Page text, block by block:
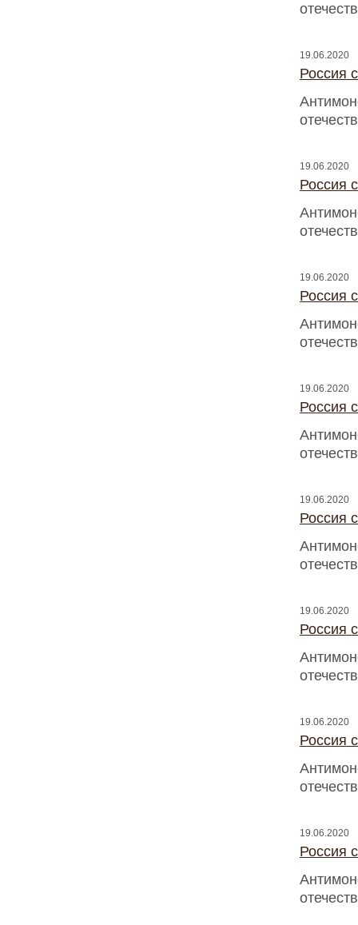
19.06.2020
Россия
19.06.2020
Россия
19.06.2020
Россия
19.06.2020
Россия
19.06.2020
Россия
19.06.2020
Россия
19.06.2020
Россия
19.06.2020
Россия